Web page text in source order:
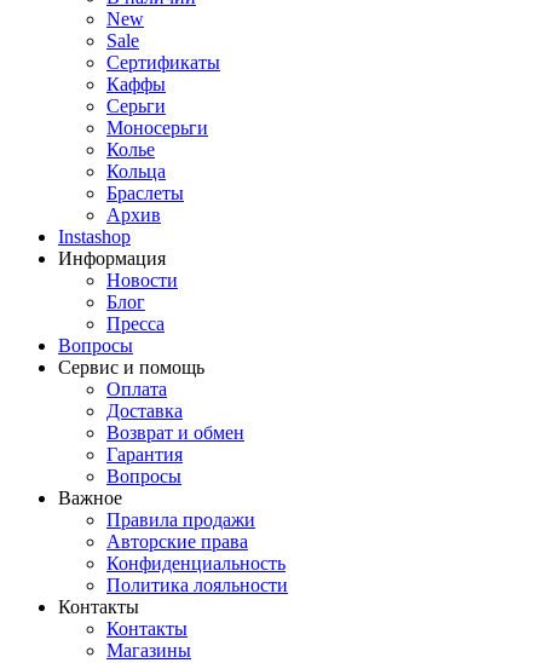
New
Sale
Сертификаты
Каффы
Серьги
Моносерьги
Колье
Кольца
Браслеты
Архив
Instashop
Информация
Новости
Блог
Пресса
Вопросы
Сервис и помощь
Оплата
Доставка
Возврат и обмен
Гарантия
Вопросы
Важное
Правила продажи
Авторские права
Конфиденциальность
Политика лояльности
Контакты
Контакты
Магазины